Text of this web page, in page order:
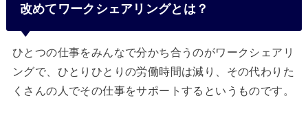
改めてワークシェアリングとは？
ひとつの仕事をみんなで分かち合うのがワークシェアリ
ングで、ひとりひとりの労働時間は減り、その代わりた
くさんの人でその仕事をサポートするというものです。